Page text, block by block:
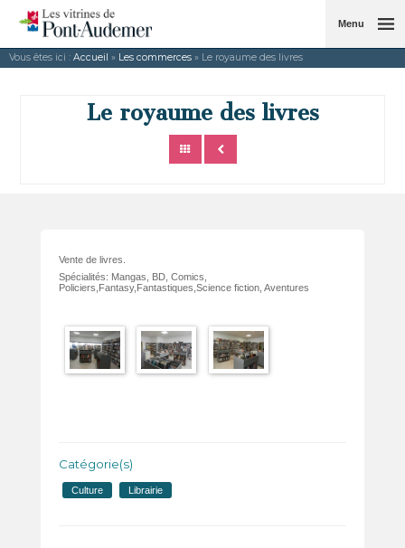
Menu
Vous êtes ici : Accueil » Les commerces » Le royaume des livres
Le royaume des livres
Vente de livres.
Spécialités: Mangas, BD, Comics,
Policiers,Fantasy,Fantastiques,Science fiction, Aventures
Catégorie(s)
Culture Librairie